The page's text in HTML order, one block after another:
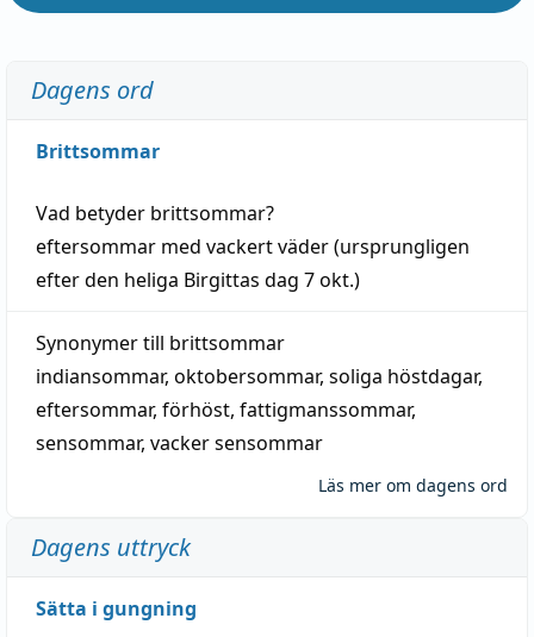
Dagens ord
Brittsommar
Vad betyder brittsommar?
eftersommar med vackertväder(ursprungligen
efter den heliga Birgittas dag 7 okt.)
Synonymer till brittsommar
indiansommar, oktobersommar, soliga höstdagar,
eftersommar, förhöst, fattigmanssommar,
sensommar, vacker sensommar
Läs mer om dagens ord
Dagens uttryck
Sätta i gungning